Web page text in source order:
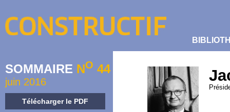
SOMMAIRE NO 44
juin 2016
Télécharger le PDF